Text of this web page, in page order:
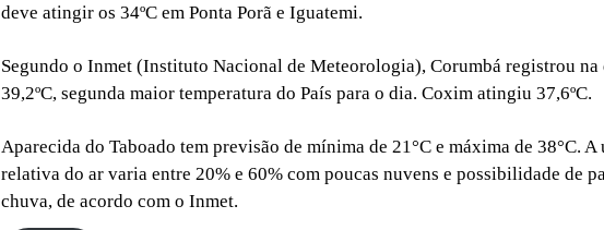
deve atingir os 34ºC em Ponta Porã e Iguatemi.
Segundo o Inmet (Instituto Nacional de Meteorologia), Corumbá registrou
39,2ºC, segunda maior temperatura do País para o dia. Coxim atingiu 37,6ºC.
Aparecida do Taboado tem previsão de mínima de 21°C e máxima de 38°C. A
relativa do ar varia entre 20% e 60% com poucas nuvens e possibilidade de
chuva, de acordo com o Inmet.